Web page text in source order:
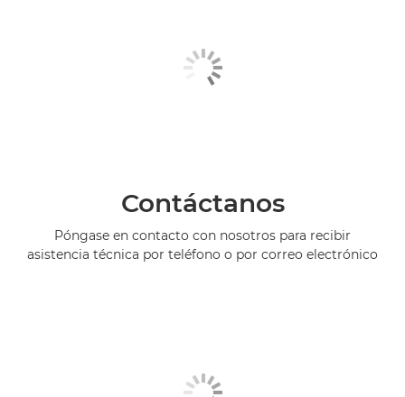
Contáctanos
Póngase en contacto con nosotros para recibir
asistencia técnica por teléfono o por correo electrónico